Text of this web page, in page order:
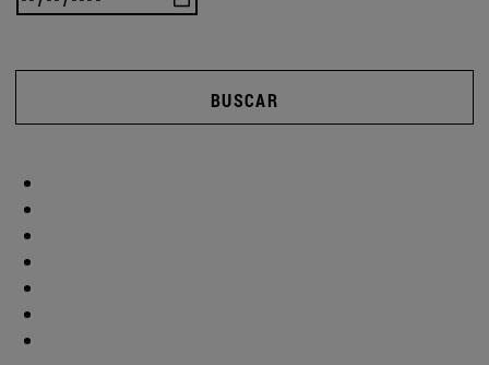
BUSCAR